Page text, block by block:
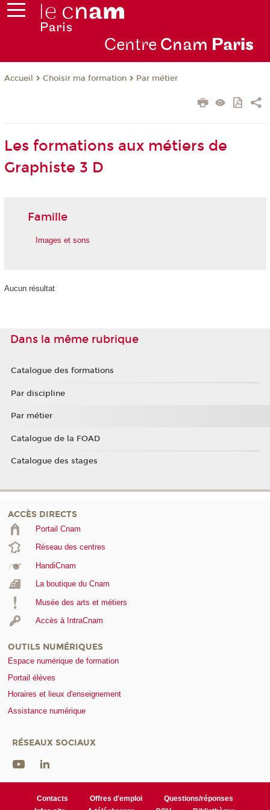
Centre Cnam Paris
Accueil Choisir ma formation Par métier
Les formations aux métiers de
Graphiste 3 D
Famille
Images et sons
Aucun résultat
Dans la même rubrique
Catalogue des formations
Par discipline
Par métier
Catalogue de la FOAD
Catalogue des stages
ACCÈS DIRECTS
Portail Cnam
Réseau des centres
HandiCnam
La boutique du Cnam
Musée des arts et métiers
Accès à IntraCnam
OUTILS NUMÉRIQUES
Espace numérique de formation
Portail élèves
Horaires et lieux d'enseignement
Assistance numérique
RÉSEAUX SOCIAUX
Contacts Offres d'emploi
Questions/réponses